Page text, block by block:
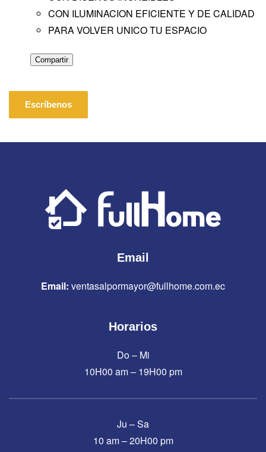
CON ILUMINACION EFICIENTE Y DE CALIDAD
PARA VOLVER UNICO TU ESPACIO
Compartir
Escríbenos
Email
Email: ventasalpormayor@fullhome.com.ec
Horarios
Do – Mi
10H00 am – 19H00 pm
Ju – Sa
10 am – 20H00 pm